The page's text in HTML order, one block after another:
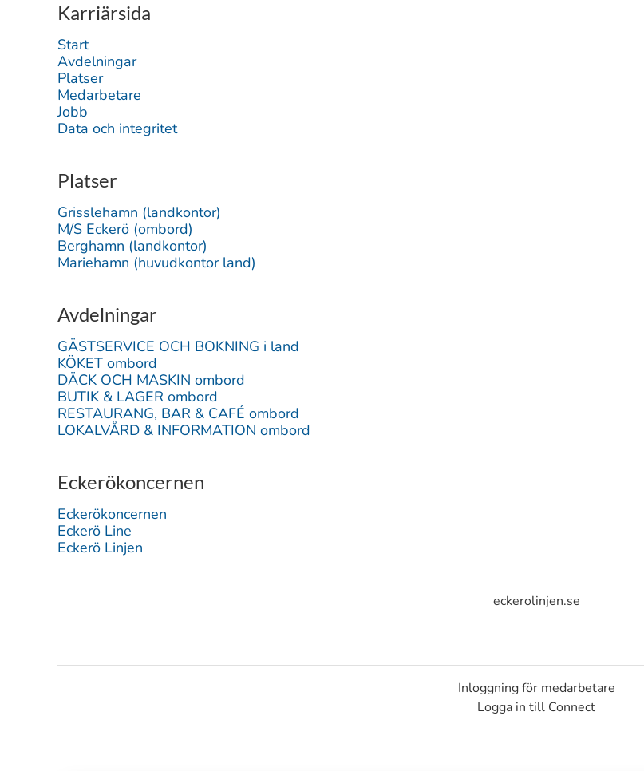
Karriärsida
Start
Avdelningar
Platser
Medarbetare
Jobb
Data och integritet
Platser
Grisslehamn (landkontor)
M/S Eckerö (ombord)
Berghamn (landkontor)
Mariehamn (huvudkontor land)
Avdelningar
GÄSTSERVICE OCH BOKNING i land
KÖKET ombord
DÄCK OCH MASKIN ombord
BUTIK & LAGER ombord
RESTAURANG, BAR & CAFÉ ombord
LOKALVÅRD & INFORMATION ombord
Eckerökoncernen
Eckerökoncernen
Eckerö Line
Eckerö Linjen
eckerolinjen.se
Inloggning för medarbetare
Logga in till Connect